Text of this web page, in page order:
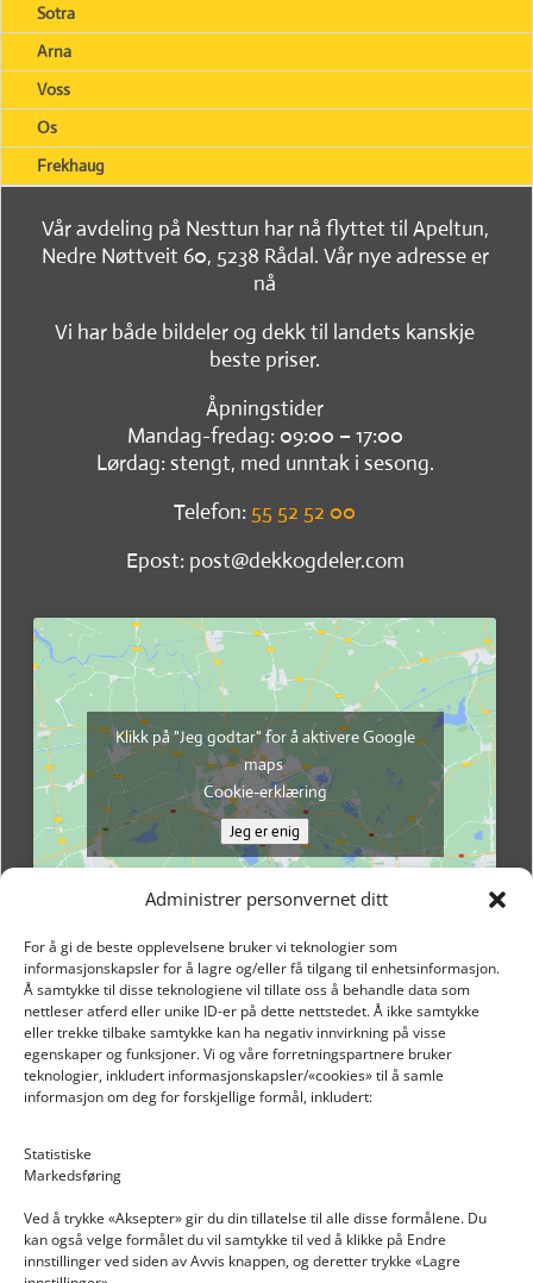
Administrer personvernet ditt
For å gi de beste opplevelsene bruker vi teknologier som
informasjonskapsler for å lagre og/eller få tilgang til enhetsinformasjon.
Å samtykke til disse teknologiene vil tillate oss å behandle data som
nettleser atferd eller unike ID-er på dette nettstedet. Å ikke samtykke
eller trekke tilbake samtykke kan ha negativ innvirkning på visse
egenskaper og funksjoner. Vi og våre forretningspartnere bruker
teknologier, inkludert informasjonskapsler/«cookies» til å samle
informasjon om deg for forskjellige formål, inkludert:
Statistiske
Markedsføring
Ved å trykke «Aksepter» gir du din tillatelse til alle disse formålene. Du
kan også velge formålet du vil samtykke til ved å klikke på Endre
innstillinger ved siden av Avvis knappen, og deretter trykke «Lagre
Sotra
Arna
Voss
Os
Frekhaug
Vår avdeling på Nesttun har nå flyttet til Apeltun,
Nedre Nøttveit 60, 5238 Rådal. Vår nye adresse er
nå
Vi har både bildeler og dekk til landets kanskje
beste priser.
Åpningstider
Mandag-fredag: 09:00 – 17:00
Lørdag: stengt, med unntak i sesong.
Telefon: 55 52 52 00
Epost: post@dekkogdeler.com
Klikk på "Jeg godtar" for å aktivere Google
maps
Cookie-erklæring
Jeg er enig